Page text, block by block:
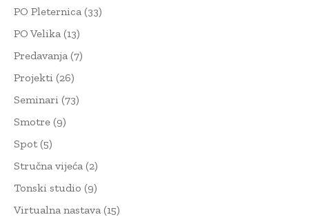
PO Pleternica (33)
PO Velika (13)
Predavanja (7)
Projekti (26)
Seminari (73)
Smotre (9)
Spot(5)
Stručna vijeća (2)
Tonski studio (9)
Virtualna nastava (15)